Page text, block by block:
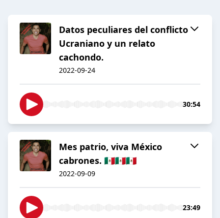
Datos peculiares del conflicto
Ucraniano y un relato
cachondo.
2022-09-24
30:54
Mes patrio, viva México
cabrones. 🇲🇽🇲🇽🇲🇽
2022-09-09
23:49